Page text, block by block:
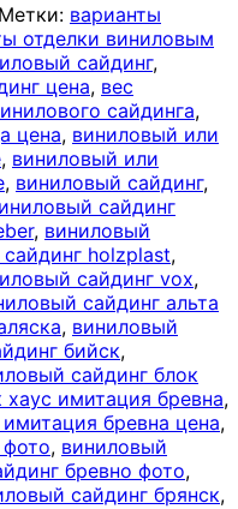
Метки: варианты
отделки виниловым
сайдинг,
цена, вес
сайдинга,
цена, виниловый или
, виниловый или
, виниловый сайдинг,
сайдинг
, виниловый
holzplast,
сайдинг vox,
сайдинг альта
, виниловый
бийск,
сайдинг блок
имитация бревна,
бревна цена,
, виниловый
бревно фото,
сайдинг брянск,